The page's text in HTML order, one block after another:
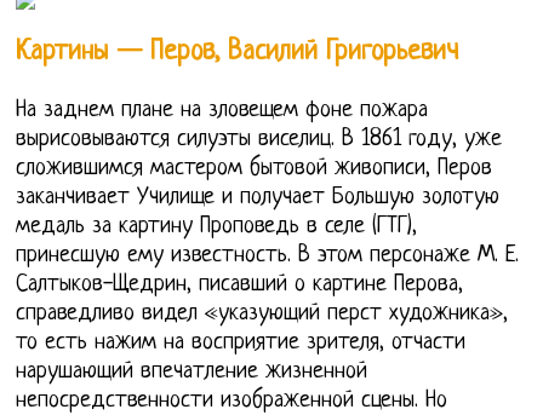
Картины — Перов, Василий Григорьевич
На заднем плане на зловещем фоне пожара
вырисовываются силуэты виселиц. В 1861 году, уже
сложившимся мастером бытовой живописи, Перов
заканчивает Училище и получает Большую золотую
медаль за картину Проповедь в селе (ГТГ),
принесшую ему известность. В этом персонаже М. Е.
Салтыков-Щедрин, писавший о картине Перова,
справедливо видел «указующий перст художника»,
то есть нажим на восприятие зрителя, отчасти
нарушающий впечатление жизненной
непосредственности изображенной сцены. Но